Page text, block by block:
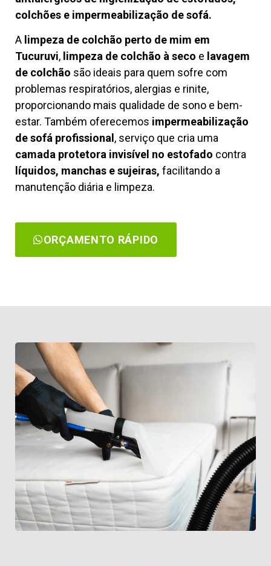
colchões e impermeabilização de sofá.
A limpeza de colchão perto de mim em
Tucuruvi, limpeza de colchão à seco e lavagem
de colchão são ideais para quem sofre com
problemas respiratórios, alergias e rinite,
proporcionando mais qualidade de sono e bem-
estar. Também oferecemos impermeabilização
de sofá profissional , serviço que cria uma
camada protetora invisível no estofado contra
líquidos, manchas e sujeiras, facilitando a
manutenção diária e limpeza.
ORÇAMENTO RÁPIDO